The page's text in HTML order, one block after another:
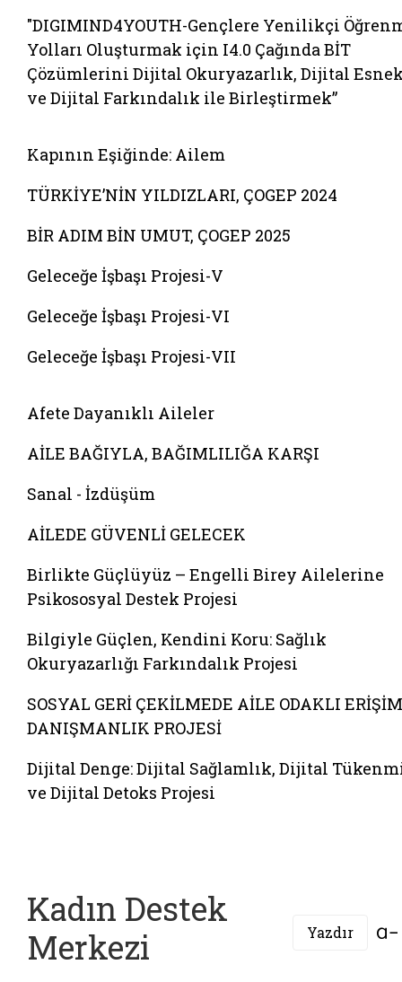
"DIGIMIND4YOUTH-Gençlere Yenilikçi
Yolları Oluşturmak için I4.0 Çağında BİT
Çözümlerini Dijital Okuryazarlık, Dijital
ve Dijital Farkındalık ile Birleştirmek”
Kapının Eşiğinde: Ailem
TÜRKİYE’NİN YILDIZLARI, ÇOGEP 2024
BİR ADIM BİN UMUT, ÇOGEP 2025
Geleceğe İşbaşı Projesi-V
Geleceğe İşbaşı Projesi-VI
Geleceğe İşbaşı Projesi-VII
Afete Dayanıklı Aileler
AİLE BAĞIYLA, BAĞIMLILIĞA KARŞI
Sanal - İzdüşüm
AİLEDE GÜVENLİ GELECEK
Birlikte Güçlüyüz – Engelli Birey Ailelerine
Psikososyal Destek Projesi
Bilgiyle Güçlen, Kendini Koru: Sağlık
Okuryazarlığı Farkındalık Projesi
SOSYAL GERİ ÇEKİLMEDE AİLE ODAKLI
DANIŞMANLIK PROJESİ
Dijital Denge: Dijital Sağlamlık, Dijital
ve Dijital Detoks Projesi
Kadın Destek
Merkezi
Yazdır